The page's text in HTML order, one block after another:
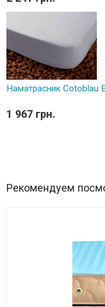
Наматрасник Cotoblau
1 967 грн.
Рекомендуем